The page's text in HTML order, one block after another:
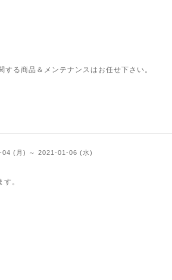
る商品＆メンテナンスはお任せ下さい。
04 (月) ～ 2021-01-06 (水)
。